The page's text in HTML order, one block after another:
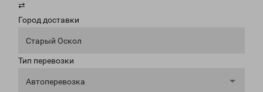
⇄
Город доставки
Старый Оскол
Тип перевозки
Автоперевозка